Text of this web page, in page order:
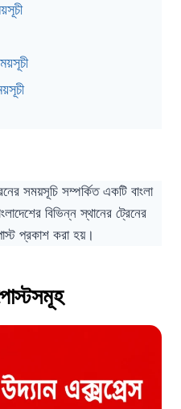
সময়সূচি সম্পর্কিত একটি বাংলা
বিভিন্ন স্থানের ট্রেনের
প্রকাশ করা হয়।